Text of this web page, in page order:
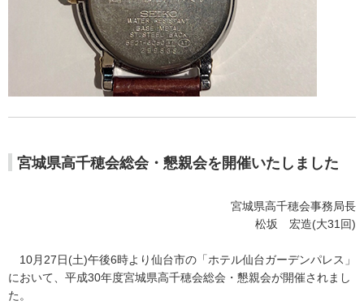
宮城県高千穂会総会・懇親会を開催いたしました
宮城県高千穂会事務局長
松坂 宏造(大31回)
10月27日(土)午後6時より仙台市の「ホテル仙台ガーデンパレス」
において、平成30年度宮城県高千穂会総会・懇親会が開催されまし
た。